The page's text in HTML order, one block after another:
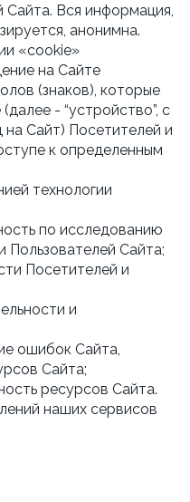
Сайта. Вся информация,
анонимна.
«cookie»
на Сайте
(знаков), которые
- “устройство”, с
Сайт) Посетителей и
к определенным
технологии
по исследованию
Пользователей Сайта;
Посетителей и
и
ошибок Сайта,
Сайта;
ресурсов Сайта.
наших сервисов